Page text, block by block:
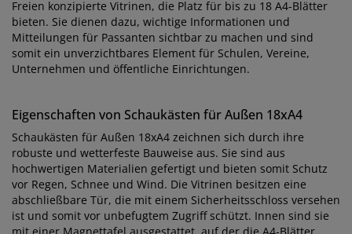
Freien konzipierte Vitrinen, die Platz für bis zu 18 A4-Blätter
bieten. Sie dienen dazu, wichtige Informationen und
Mitteilungen für Passanten sichtbar zu machen und sind
somit ein unverzichtbares Element für Schulen, Vereine,
Unternehmen und öffentliche Einrichtungen.
Eigenschaften von Schaukästen für Außen 18xA4
Schaukästen für Außen 18xA4 zeichnen sich durch ihre
robuste und wetterfeste Bauweise aus. Sie sind aus
hochwertigen Materialien gefertigt und bieten somit Schutz
vor Regen, Schnee und Wind. Die Vitrinen besitzen eine
abschließbare Tür, die mit einem Sicherheitsschloss versehen
ist und somit vor unbefugtem Zugriff schützt. Innen sind sie
mit einer Magnettafel ausgestattet, auf der die A4-Blätter